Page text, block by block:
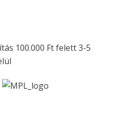
100.000 Ft felett 3-5